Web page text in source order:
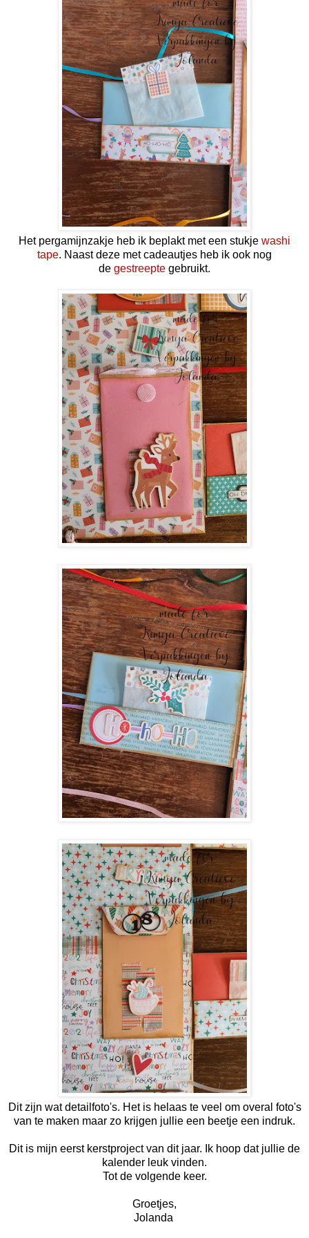
Het pergamijnzakje heb ik beplakt met een stukje washi
tape. Naast deze met cadeautjes heb ik ook nog
de gestreepte gebruikt.
Dit zijn wat detailfoto's. Het is helaas te veel om overal foto's
van te maken maar zo krijgen jullie een beetje een indruk.
Dit is mijn eerst kerstproject van dit jaar. Ik hoop dat jullie de
kalender leuk vinden.
Tot de volgende keer.
Groetjes,
Jolanda